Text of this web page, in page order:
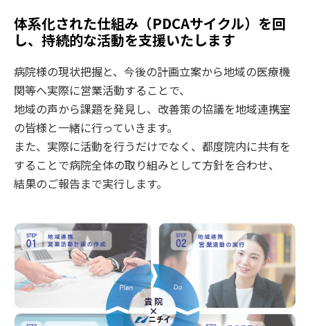
体系化された仕組み（PDCAサイクル）を回
し、持続的な活動を支援いたします
病院様の現状把握と、今後の計画立案から地域の医療機
関等へ実際に営業活動することで、
地域の声から課題を発見し、改善策の協議を地域連携室
の皆様と一緒に行っていきます。
また、実際に活動を行うだけでなく、都度院内に共有を
することで病院全体の取り組みとして方針を合わせ、
結果のご報告まで実行します。